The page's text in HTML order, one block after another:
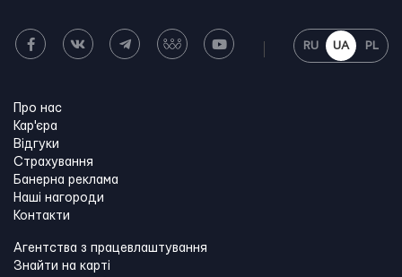
RU UA PL
Про нас
Кар'єра
Відгуки
Страхування
Банерна реклама
Наші нагороди
Контакти
Агентства з працевлаштування
Знайти на карті